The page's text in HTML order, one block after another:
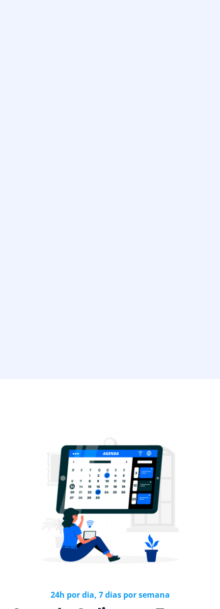
24h por dia, 7 dias por semana